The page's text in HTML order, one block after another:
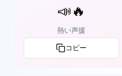
📣🔥
熱い声援
コピー